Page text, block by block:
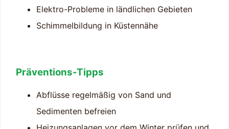
Elektro-Probleme in ländlichen Gebieten
Schimmelbildung in Küstennähe
Präventions-Tipps
Abflüsse regelmäßig von Sand und
Sedimenten befreien